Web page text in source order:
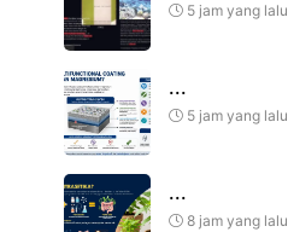
5 jam yang lalu
...
5 jam yang lalu
...
8 jam yang lalu